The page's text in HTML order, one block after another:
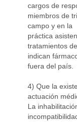
cargos de
miembros de
campo y en la
práctica
tratamientos
indican
fuera del país.
4) Que la
actuación
La